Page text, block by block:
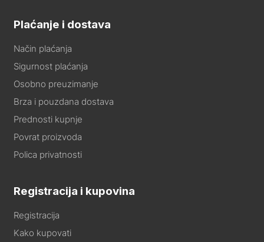
Plaćanje i dostava
Način plaćanja
Sigurnost plaćanja
Osobno preuzimanje
Brza i pouzdana dostava
Prednosti kupnje
Povrat proizvoda
Polica privatnosti
Registracija i kupovina
Registracija
Kako kupovati